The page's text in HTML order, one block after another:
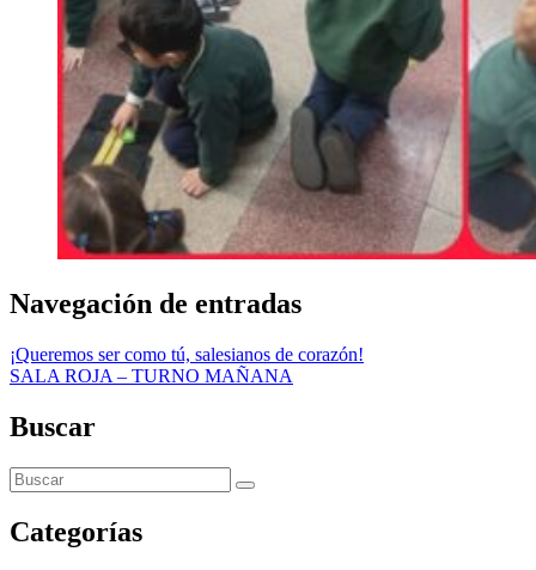
Navegación de entradas
¡Queremos ser como tú, salesianos de corazón!
SALA ROJA – TURNO MAÑANA
Buscar
Categorías